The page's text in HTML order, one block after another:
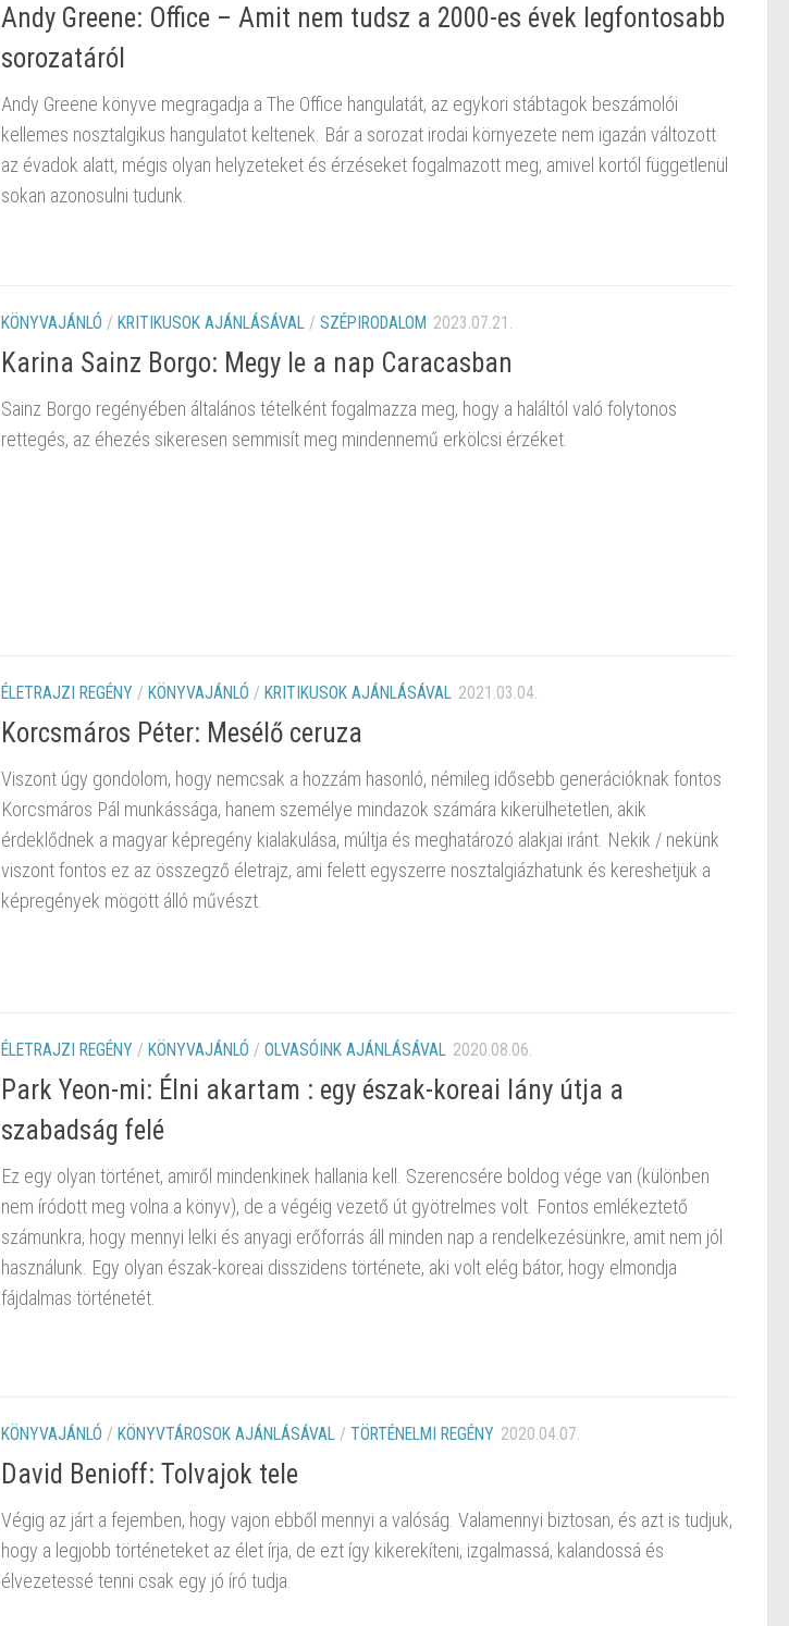
Andy Greene: Office – Amit nem tudsz a 2000-es évek legfontosabb
sorozatáról
Andy Greene könyve megragadja a The Office hangulatát, az egykori stábtagok beszámolói
kellemes nosztalgikus hangulatot keltenek. Bár a sorozat irodai környezete nem igazán változott
az évadok alatt, mégis olyan helyzeteket és érzéseket fogalmazott meg, amivel kortól függetlenül
sokan azonosulni tudunk.
KÖNYVAJÁNLÓ / KRITIKUSOK AJÁNLÁSÁVAL / SZÉPIRODALOM 2023.07.21.
Karina Sainz Borgo: Megy le a nap Caracasban
Sainz Borgo regényében általános tételként fogalmazza meg, hogy a haláltól való folytonos
rettegés, az éhezés sikeresen semmisít meg mindennemű erkölcsi érzéket.
ÉLETRAJZI REGÉNY / KÖNYVAJÁNLÓ / KRITIKUSOK AJÁNLÁSÁVAL 2021.03.04.
Korcsmáros Péter: Mesélő ceruza
Viszont úgy gondolom, hogy nemcsak a hozzám hasonló, némileg idősebb generációknak fontos
Korcsmáros Pál munkássága, hanem személye mindazok számára kikerülhetetlen, akik
érdeklődnek a magyar képregény kialakulása, múltja és meghatározó alakjai iránt. Nekik / nekünk
viszont fontos ez az összegző életrajz, ami felett egyszerre nosztalgiázhatunk és kereshetjük a
képregények mögött álló művészt.
ÉLETRAJZI REGÉNY / KÖNYVAJÁNLÓ / OLVASÓINK AJÁNLÁSÁVAL 2020.08.06.
Park Yeon-mi: Élni akartam : egy észak-koreai lány útja a
szabadság felé
Ez egy olyan történet, amiről mindenkinek hallania kell. Szerencsére boldog vége van (különben
nem íródott meg volna a könyv), de a végéig vezető út gyötrelmes volt. Fontos emlékeztető
számunkra, hogy mennyi lelki és anyagi erőforrás áll minden nap a rendelkezésünkre, amit nem jól
használunk. Egy olyan észak-koreai disszidens története, aki volt elég bátor, hogy elmondja
fájdalmas történetét.
KÖNYVAJÁNLÓ / KÖNYVTÁROSOK AJÁNLÁSÁVAL / TÖRTÉNELMI REGÉNY 2020.04.07.
David Benioff: Tolvajok tele
Végig az járt a fejemben, hogy vajon ebből mennyi a valóság. Valamennyi biztosan, és azt is tudjuk,
hogy a legjobb történeteket az élet írja, de ezt így kikerekíteni, izgalmassá, kalandossá és
élvezetessé tenni csak egy jó író tudja.